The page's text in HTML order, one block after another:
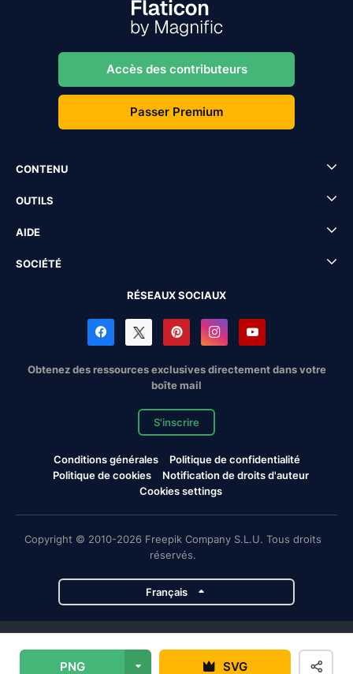
PNG SVG
Accès des contributeurs
Passer Premium
CONTENU
OUTILS
AIDE
SOCIÉTÉ
RÉSEAUX SOCIAUX
Obtenez des ressources exclusives directement dans votre
boîte mail
S'inscrire
Conditions générales
Politique de confidentialité
Politique de cookies
Notification de droits d'auteur
Cookies settings
Copyright © 2010-2026 Freepik Company S.L.U. Tous droits
réservés.
Français